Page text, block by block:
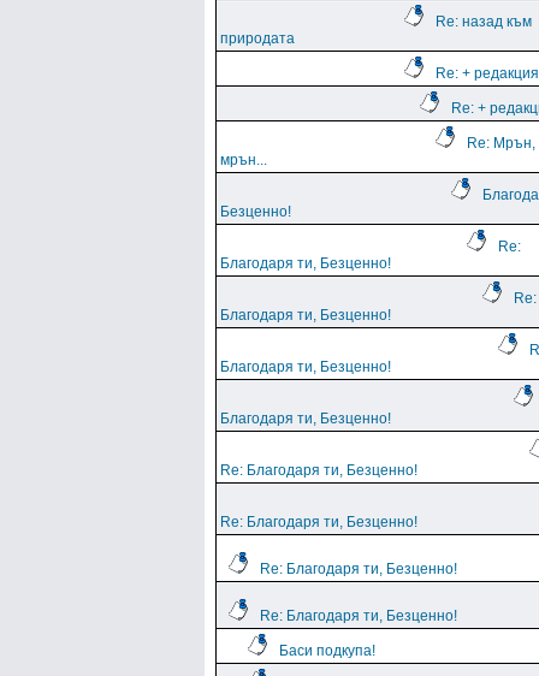
Re: назад към
природата
Re: + редакция
Re: +
Re:
мрън...
Безценно!
Re:
Благодаря ти, Безценно!
Re:
Благодаря ти, Безценно!
Благодаря ти, Безценно!
Благодаря ти, Безценно!
Re: Благодаря ти, Безценно!
Re: Благодаря ти, Безценно!
Re: Благодаря ти, Безценно!
Re: Благодаря ти, Безценно!
Баси подкупа!